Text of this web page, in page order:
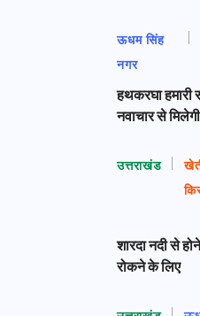
ऊधम सिंह
नगर
हथकरघा
नवाचार से
उत्तराखंड
शारदा नदी से
रोकने के लिए